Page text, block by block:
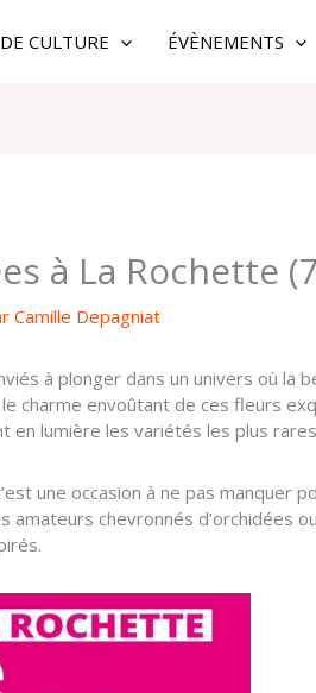
CULTURE ÉVÈNEMENTS
à La Rochette
Camille Depagniat
à plonger dans un univers où la
charme envoûtant de ces fleurs
en lumière les variétés les plus
une occasion à ne pas
chevronnés d’orchidées